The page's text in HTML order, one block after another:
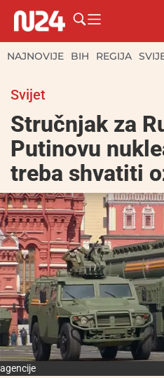
NAJNOVIJE BIH REGIJA
Svijet
Stručnjak za
Putinovu
treba shvatiti
agencije